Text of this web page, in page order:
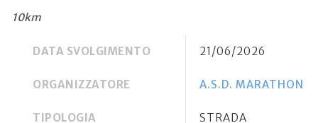
10km
DATA SVOLGIMENTO 21/06/2026
ORGANIZZATORE A.S.D. MARATHON
TIPOLOGIA STRADA